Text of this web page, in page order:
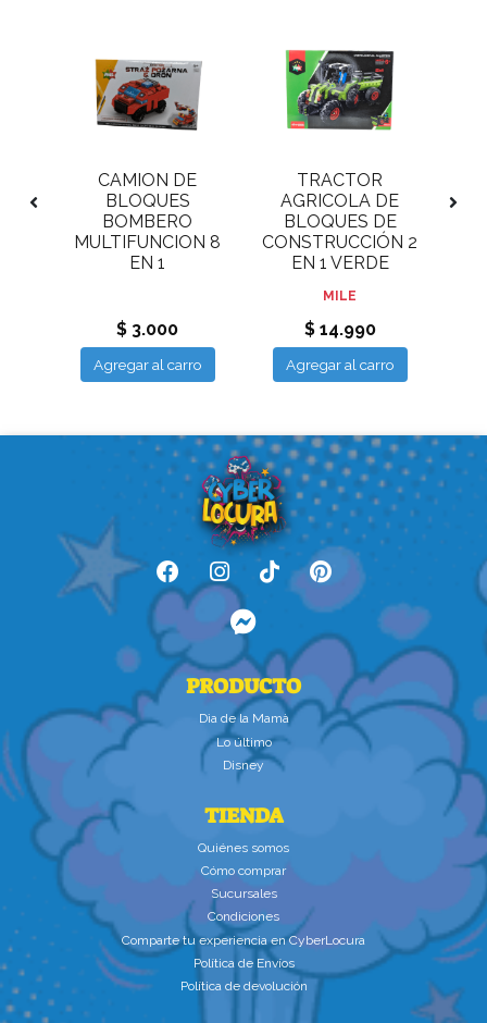
CAMION DE
BLOQUES
BOMBERO
MULTIFUNCION 8
EN 1
$ 3.000
Agregar al carro
TRACTOR
AGRICOLA DE
BLOQUES DE
CONSTRUCCIÓN 2
EN 1 VERDE
MILE
$ 14.990
Agregar al carro
PRODUCTO
Dìa de la Mamà
Lo último
Disney
TIENDA
Quiénes somos
Cómo comprar
Sucursales
Condiciones
Comparte tu experiencia en CyberLocura
Política de Envíos
Política de devolución